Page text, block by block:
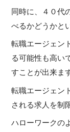
同時に、４０代
べるかどうかと
転職エージェン
る可能性も高い
すことが出来ま
転職エージェン
される求人を制
ハローワークの